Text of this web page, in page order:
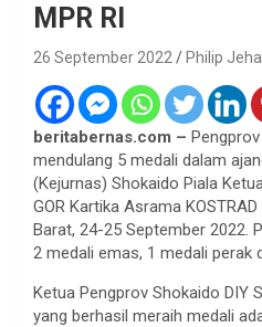
MPR RI
26 September 2022 Philip
beritabernas.com –
mendulang 5 medali dalam
(Kejurnas) Shokaido Piala
GOR Kartika Asrama
Barat, 24-25 September 2022.
2 medali emas, 1 medali perak
Ketua Pengprov Shokaido DIY
yang berhasil meraih medali